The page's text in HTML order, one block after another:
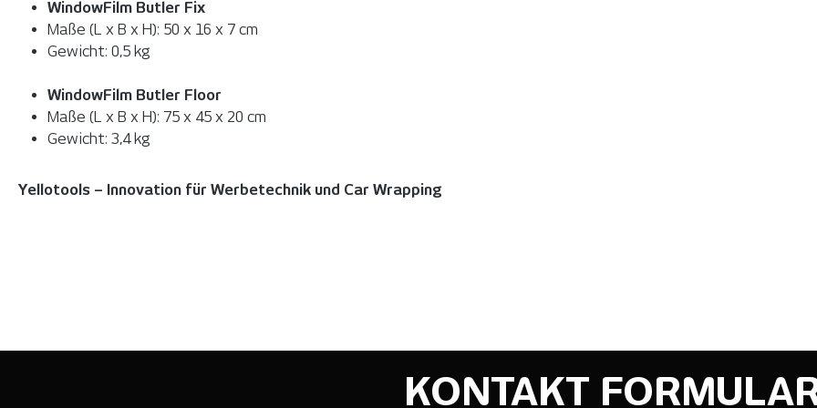
WindowFilm Butler Fix
Maße (L x B x H): 50 x 16 x 7 cm
Gewicht: 0,5 kg
WindowFilm Butler Floor
Maße (L x B x H): 75 x 45 x 20 cm
Gewicht: 3,4 kg
Yellotools – Innovation für Werbetechnik und Car Wrapping
KONTAKT